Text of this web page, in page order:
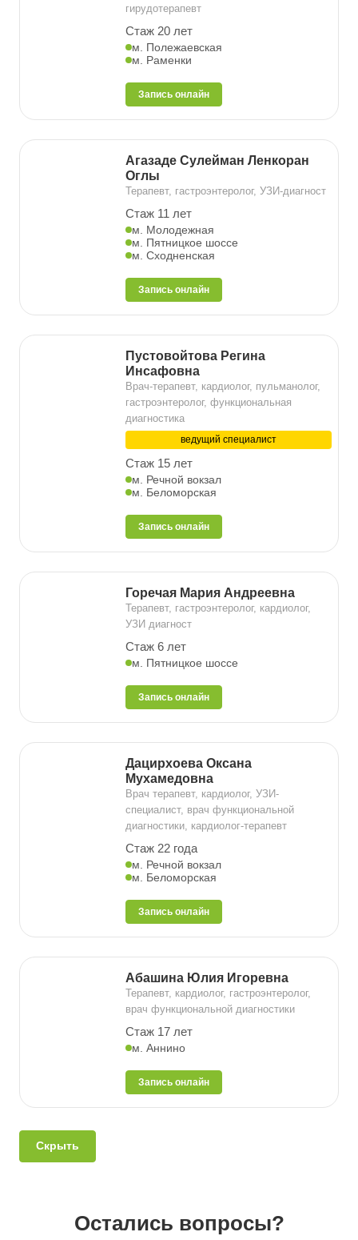
гирудотерапевт
Стаж 20 лет
м. Полежаевская
м. Раменки
Запись онлайн
Агазаде Сулейман Ленкоран
Оглы
Терапевт, гастроэнтеролог, УЗИ-диагност
Стаж 11 лет
м. Молодежная
м. Пятницкое шоссе
м. Сходненская
Запись онлайн
Пустовойтова Регина
Инсафовна
Врач-терапевт, кардиолог, пульманолог,
гастроэнтеролог, функциональная
диагностика
ведущий специалист
Стаж 15 лет
м. Речной вокзал
м. Беломорская
Запись онлайн
Горечая Мария Андреевна
Терапевт, гастроэнтеролог, кардиолог,
УЗИ диагност
Стаж 6 лет
м. Пятницкое шоссе
Запись онлайн
Дацирхоева Оксана
Мухамедовна
Врач терапевт, кардиолог, УЗИ-
специалист, врач функциональной
диагностики, кардиолог-терапевт
Стаж 22 года
м. Речной вокзал
м. Беломорская
Запись онлайн
Абашина Юлия Игоревна
Терапевт, кардиолог, гастроэнтеролог,
врач функциональной диагностики
Стаж 17 лет
м. Аннино
Запись онлайн
Скрыть
Остались вопросы?